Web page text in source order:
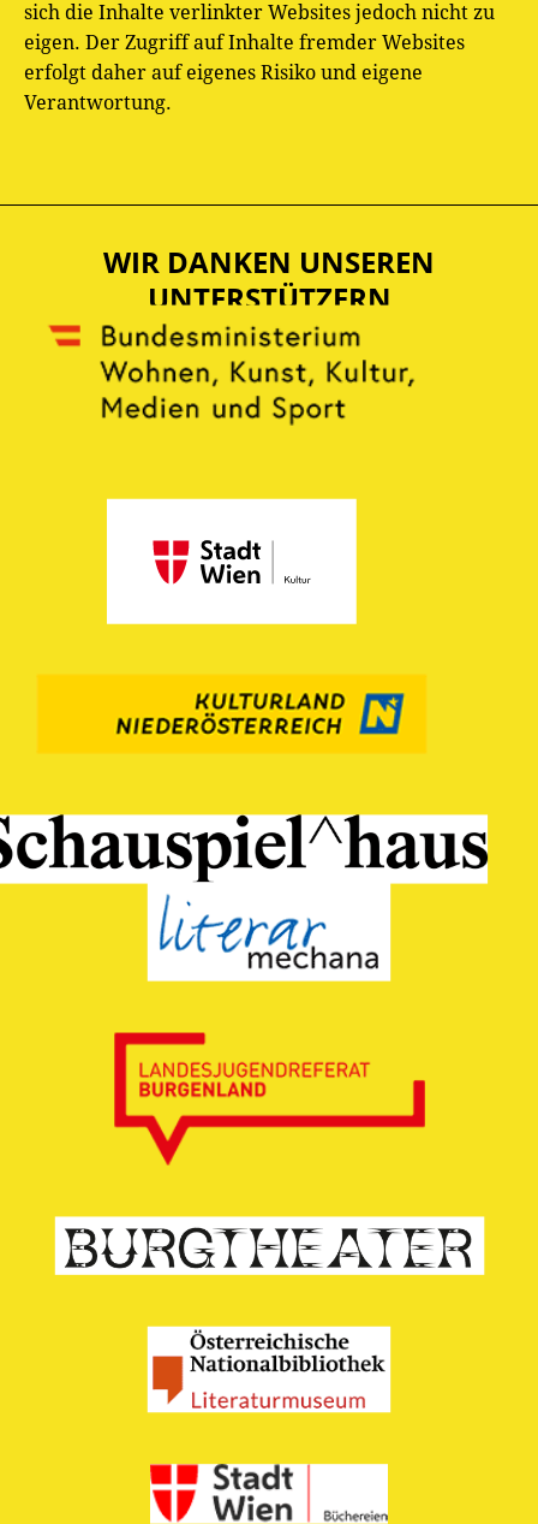
sich die Inhalte verlinkter Websites jedoch nicht zu
eigen. Der Zugriff auf Inhalte fremder Websites
erfolgt daher auf eigenes Risiko und eigene
Verantwortung.
WIR DANKEN UNSEREN
UNTERSTÜTZERN